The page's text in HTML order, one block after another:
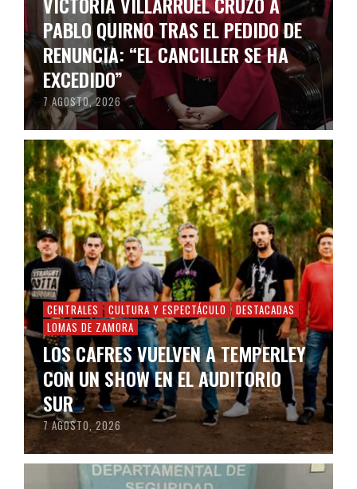
PABLO QUIRNO TRAS EL PEDIDO DE
RENUNCIA: “EL CANCILLER SE HA
EXCEDIDO”
7 AGOSTO, 2026
CENTRALES CULTURA Y ESPECTÁCULO
DESTACADAS
LOMAS DE ZAMORA
LOS CAFRES VUELVEN A TEMPERLEY
CON UN SHOW EN EL AUDITORIO
SUR
7 AGOSTO, 2026